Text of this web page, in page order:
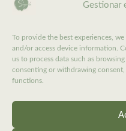
Gestionar
To provide the best experiences,
and/or access device information.
us to process data such as
consenting or withdrawing
functions.
3 Inici de sessió /